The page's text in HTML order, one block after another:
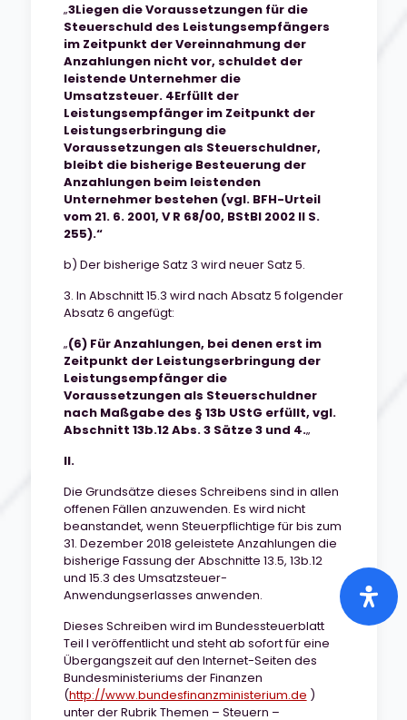
„3Liegen die Voraussetzungen für die
Steuerschuld des Leistungsempfängers
im Zeitpunkt der Vereinnahmung der
Anzahlungen nicht vor, schuldet der
leistende Unternehmer die
Umsatzsteuer. 4Erfüllt der
Leistungsempfänger im Zeitpunkt der
Leistungserbringung die
Voraussetzungen als Steuerschuldner,
bleibt die bisherige Besteuerung der
Anzahlungen beim leistenden
Unternehmer bestehen (vgl. BFH-Urteil
vom 21. 6. 2001, V R 68/00, BStBl 2002 II S.
255).“
b) Der bisherige Satz 3 wird neuer Satz 5.
3. In Abschnitt 15.3 wird nach Absatz 5 folgender
Absatz 6 angefügt:
„(6) Für Anzahlungen, bei denen erst im
Zeitpunkt der Leistungserbringung der
Leistungsempfänger die
Voraussetzungen als Steuerschuldner
nach Maßgabe des § 13b UStG erfüllt, vgl.
Abschnitt 13b.12 Abs. 3 Sätze 3 und 4.„
II.
Die Grundsätze dieses Schreibens sind in allen
offenen Fällen anzuwenden. Es wird nicht
beanstandet, wenn Steuerpflichtige für bis zum
31. Dezember 2018 geleistete Anzahlungen die
bisherige Fassung der Abschnitte 13.5, 13b.12
und 15.3 des Umsatzsteuer-
Anwendungserlasses anwenden.
Dieses Schreiben wird im Bundessteuerblatt
Teil I veröffentlicht und steht ab sofort für eine
Übergangszeit auf den Internet-Seiten des
Bundesministeriums der Finanzen
(http://www.bundesfinanzministerium.de )
unter der Rubrik Themen – Steuern –